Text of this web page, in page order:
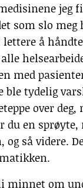
jeg
som slo meg
lettere å
med
ble tydelig
over
du en
og så videre.
minnet om